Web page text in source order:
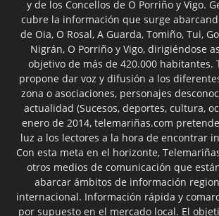
y de los Concellos de O Porriño y Vigo.
cubre la información que surge
de Oia, O Rosal, A Guarda, Tomiño, Tui,
Nigrán, O Porriño y Vigo, dirigiéndose
objetivo de más de 420.000 habitantes.
propone dar voz y difusión a los
zona o asociaciones, personajes
actualidad (Sucesos, deportes, cultura,
enero de 2014, telemariñas.com
luz a los lectores a la hora de encontrar
Con esta meta en el horizonte,
otros medios de comunicación que
abarcar ámbitos de información
internacional. Información rápida y
por supuesto en el mercado local. El